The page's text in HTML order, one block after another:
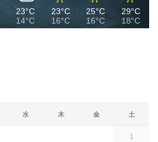
23°C
14°C
23°C
16°C
25°C
16°C
29°C
18°C
水 木 金 土
1